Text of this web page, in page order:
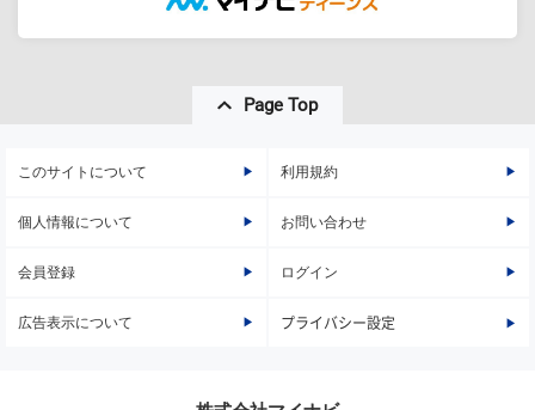
Page Top
このサイトについて 利用規約
個人情報について お問い合わせ
会員登録 ログイン
広告表示について プライバシー設定